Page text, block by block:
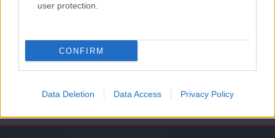
user protection.
CONFIRM
Data Deletion Data Access Privacy Policy
Kapcsolódó hírek
Címkék